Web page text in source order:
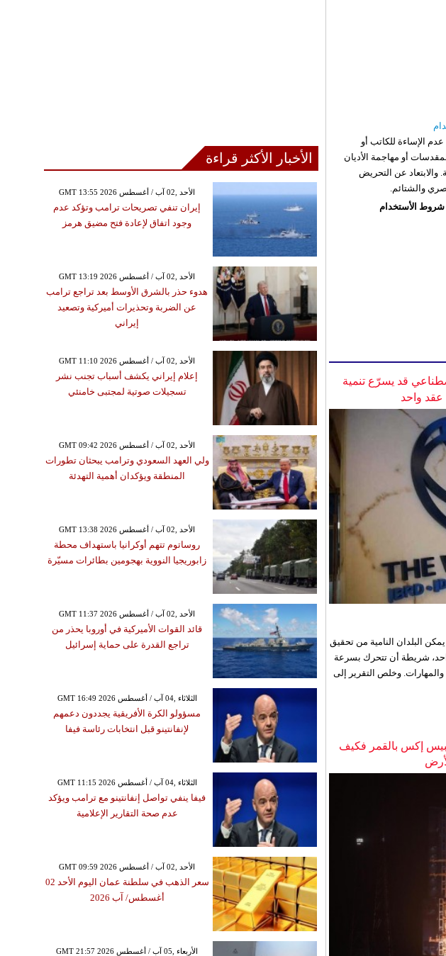
عدم الإساءة للكاتب أو
أو مهاجمة الأديان
والابتعاد عن التحريض
والشتائم.
شروط الأستخدام
قد يسرّع تنمية
عقد واحد
البلدان النامية من تحقيق
شريطة أن تتحرك بسرعة
وخلص التقرير إلى
إكس بالقمر فكيف
الأخبار الأكثر قراءة
GMT 13:55 2026 الأحد ,02 آب / أغسطس
إيران تنفي تصريحات ترامب وتؤكد عدم
وجود اتفاق لإعادة فتح مضيق هرمز
GMT 13:19 2026 الأحد ,02 آب / أغسطس
هدوء حذر بالشرق الأوسط بعد تراجع ترامب
عن الضربة وتحذيرات أميركية وتصعيد
إيراني
GMT 11:10 2026 الأحد ,02 آب / أغسطس
إعلام إيراني يكشف أسباب تجنب نشر
تسجيلات صوتية لمجتبى خامنئي
GMT 09:42 2026 الأحد ,02 آب / أغسطس
ولي العهد السعودي وترامب يبحثان تطورات
المنطقة ويؤكدان أهمية التهدئة
GMT 13:38 2026 الأحد ,02 آب / أغسطس
روساتوم تتهم أوكرانيا باستهداف محطة
زابوريجيا النووية بهجومين بطائرات مسيّرة
GMT 11:37 2026 الأحد ,02 آب / أغسطس
قائد القوات الأميركية في أوروبا يحذر من
تراجع القدرة على حماية إسرائيل
GMT 16:49 2026 الثلاثاء ,04 آب / أغسطس
مسؤولو الكرة الأفريقية يجددون دعمهم
لإنفانتينو قبل انتخابات رئاسة فيفا
GMT 11:15 2026 الثلاثاء ,04 آب / أغسطس
فيفا ينفي تواصل إنفانتينو مع ترامب ويؤكد
عدم صحة التقارير الإعلامية
GMT 09:59 2026 الأحد ,02 آب / أغسطس
سعر الذهب في سلطنة عمان اليوم الأحد 02
أغسطس/ آب 2026
GMT 21:57 2026 الأربعاء ,05 آب / أغسطس